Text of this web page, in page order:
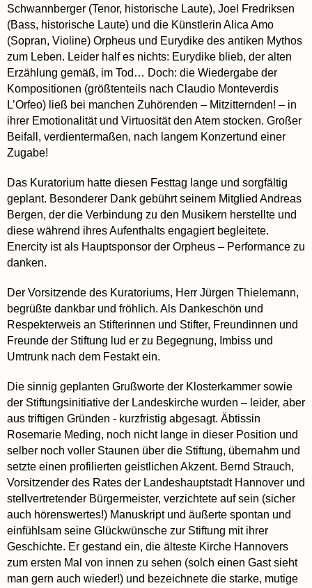
Schwannberger (Tenor, historische Laute), Joel Fredriksen
(Bass, historische Laute) und die Künstlerin Alica Amo
(Sopran, Violine) Orpheus und Eurydike des antiken Mythos
zum Leben. Leider half es nichts: Eurydike blieb, der alten
Erzählung gemäß, im Tod… Doch: die Wiedergabe der
Kompositionen (größtenteils nach Claudio Monteverdis
L’Orfeo) ließ bei manchen Zuhörenden – Mitzitternden! – in
ihrer Emotionalität und Virtuosität den Atem stocken. Großer
Beifall, verdientermaßen, nach langem Konzertund einer
Zugabe!
Das Kuratorium hatte diesen Festtag lange und sorgfältig
geplant. Besonderer Dank gebührt seinem Mitglied Andreas
Bergen, der die Verbindung zu den Musikern herstellte und
diese während ihres Aufenthalts engagiert begleitete.
Enercity ist als Hauptsponsor der Orpheus – Performance zu
danken.
Der Vorsitzende des Kuratoriums, Herr Jürgen Thielemann,
begrüßte dankbar und fröhlich. Als Dankeschön und
Respekterweis an Stifterinnen und Stifter, Freundinnen und
Freunde der Stiftung lud er zu Begegnung, Imbiss und
Umtrunk nach dem Festakt ein.
Die sinnig geplanten Grußworte der Klosterkammer sowie
der Stiftungsinitiative der Landeskirche wurden – leider, aber
aus triftigen Gründen - kurzfristig abgesagt. Äbtissin
Rosemarie Meding, noch nicht lange in dieser Position und
selber noch voller Staunen über die Stiftung, übernahm und
setzte einen profilierten geistlichen Akzent. Bernd Strauch,
Vorsitzender des Rates der Landeshauptstadt Hannover und
stellvertretender Bürgermeister, verzichtete auf sein (sicher
auch hörenswertes!) Manuskript und äußerte spontan und
einfühlsam seine Glückwünsche zur Stiftung mit ihrer
Geschichte. Er gestand ein, die älteste Kirche Hannovers
zum ersten Mal von innen zu sehen (solch einen Gast sieht
man gern auch wieder!) und bezeichnete die starke, mutige